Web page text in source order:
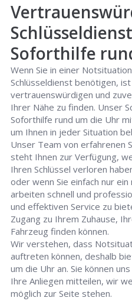
Soforthilfe
Wenn Sie in einer
Schlüsseldienst benötigen,
vertrauenswürdigen und
Ihrer Nähe zu finden. Unser
Soforthilfe rund um die Uhr
um Ihnen in jeder Situation
Unser Team von erfahrenen
steht Ihnen zur Verfügung,
Ihren Schlüssel verloren
oder wenn Sie einfach nur
arbeiten schnell und
und effektiven Service zu
Zugang zu Ihrem Zuhause,
Fahrzeug finden können.
Wir verstehen, dass
auftreten können, deshalb
um die Uhr an. Sie können
Ihre Anliegen mitteilen, wir
möglich zur Seite stehen.